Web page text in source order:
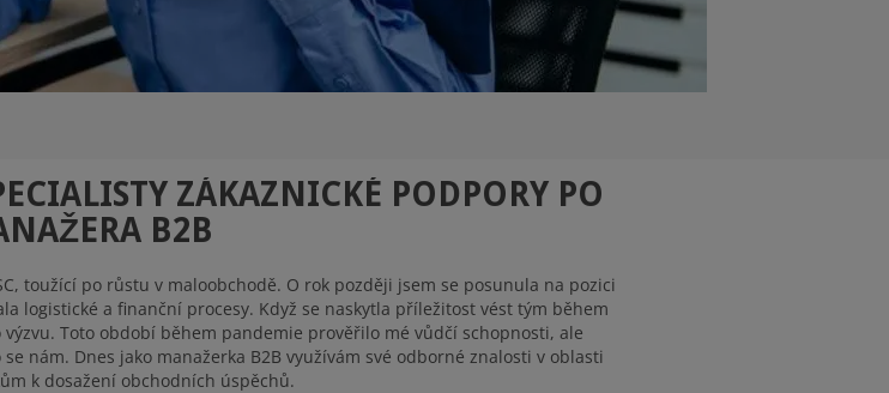
ZÁKAZNICKÉ PODPORY PO
B2B
toužící po růstu v maloobchodě. O rok později jsem se posunula na pozici
logistické a finanční procesy. Když se naskytla příležitost vést tým během
Toto období během pandemie prověřilo mé vůdčí schopnosti, ale
nám. Dnes jako manažerka B2B využívám své odborné znalosti v oblasti
k dosažení obchodních úspěchů.